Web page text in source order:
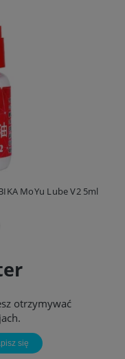
MoYu Lube V2 5ml
otrzymywać
się